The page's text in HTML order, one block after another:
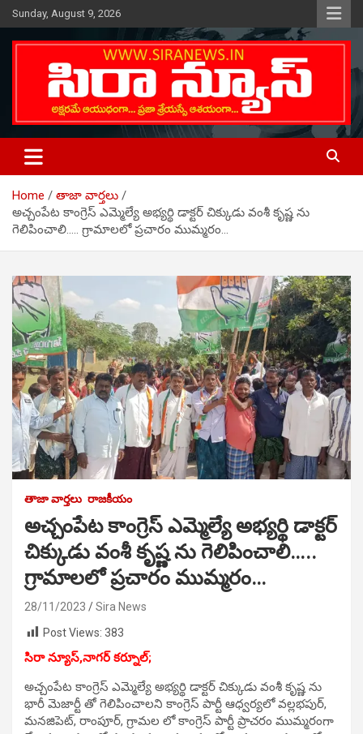
Skip
to
content
Sunday, August 9, 2026
SIRA NEWS
Telugu Online News Daily
Home
తాజా వార్తలు
అచ్చంపేట కాంగ్రెస్ ఎమ్మెల్యే అభ్యర్థి డాక్టర్ చిక్కుడు వంశీ కృష్ణ ను
గెలిపించాలి….. గ్రామాలలో ప్రచారం ముమ్మరం…
తాజా వార్తలు రాజకీయం
అచ్చంపేట కాంగ్రెస్ ఎమ్మెల్యే అభ్యర్థి డాక్టర్
చిక్కుడు వంశీ కృష్ణ ను గెలిపించాలి…..
గ్రామాలలో ప్రచారం ముమ్మరం…
28/11/2023
Sira News
Post Views: 383
సిరా న్యూస్,నాగర్ కర్నూల్;
అచ్చంపేట కాంగ్రెస్ ఎమ్మెల్యే అభ్యర్థి డాక్టర్ చిక్కుడు వంశీ కృష్ణ ను
భారీ మెజార్టీ తో గెలిపించాలని కాంగ్రెస్ పార్టీ ఆధ్వర్యలో వల్లభపుర్,
మనజిపెట్, రాంపూర్, గ్రామల లో కాంగ్రెస్ పార్టీ ప్రాచరం ముమ్మరంగా